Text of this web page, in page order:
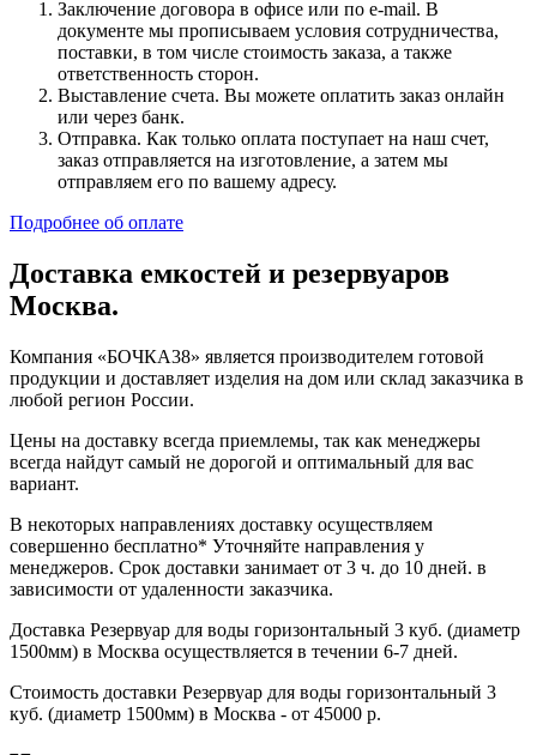
Заключение договора в офисе или по e-mail. В
документе мы прописываем условия сотрудничества,
поставки, в том числе стоимость заказа, а также
ответственность сторон.
Выставление счета. Вы можете оплатить заказ онлайн
или через банк.
Отправка. Как только оплата поступает на наш счет,
заказ отправляется на изготовление, а затем мы
отправляем его по вашему адресу.
Подробнее об оплате
Доставка емкостей и резервуаров
Москва.
Компания «БОЧКА38» является производителем готовой
продукции и доставляет изделия на дом или склад заказчика в
любой регион России.
Цены на доставку всегда приемлемы, так как менеджеры
всегда найдут самый не дорогой и оптимальный для вас
вариант.
В некоторых направлениях доставку осуществляем
совершенно бесплатно* Уточняйте направления у
менеджеров. Срок доставки занимает от 3 ч. до 10 дней. в
зависимости от удаленности заказчика.
Доставка Резервуар для воды горизонтальный 3 куб. (диаметр
1500мм) в Москва осуществляется в течении 6-7 дней.
Стоимость доставки Резервуар для воды горизонтальный 3
куб. (диаметр 1500мм) в Москва - от 45000 р.